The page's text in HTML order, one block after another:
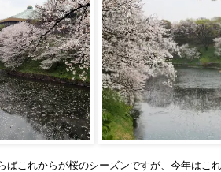
ばこれからが桜のシーズンですが、今年は